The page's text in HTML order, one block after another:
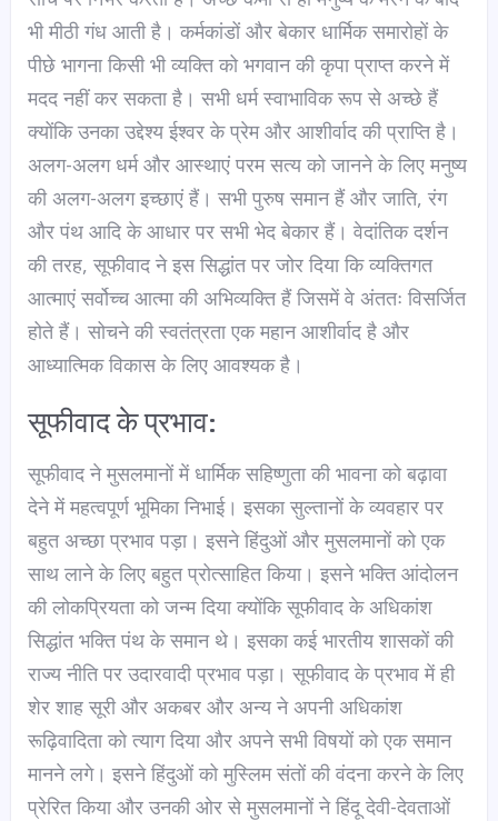
भी मीठी गंध आती है। कर्मकांडों और बेकार धार्मिक समारोहों के
पीछे भागना किसी भी व्यक्ति को भगवान की कृपा प्राप्त करने में
मदद नहीं कर सकता है। सभी धर्म स्वाभाविक रूप से अच्छे हैं
क्योंकि उनका उद्देश्य ईश्वर के प्रेम और आशीर्वाद की प्राप्ति है।
अलग-अलग धर्म और आस्थाएं परम सत्य को जानने के लिए मनुष्य
की अलग-अलग इच्छाएं हैं। सभी पुरुष समान हैं और जाति, रंग
और पंथ आदि के आधार पर सभी भेद बेकार हैं। वेदांतिक दर्शन
की तरह, सूफीवाद ने इस सिद्धांत पर जोर दिया कि व्यक्तिगत
आत्माएं सर्वोच्च आत्मा की अभिव्यक्ति हैं जिसमें वे अंततः विसर्जित
होते हैं। सोचने की स्वतंत्रता एक महान आशीर्वाद है और
आध्यात्मिक विकास के लिए आवश्यक है।
सूफीवाद के प्रभाव:
सूफीवाद ने मुसलमानों में धार्मिक सहिष्णुता की भावना को बढ़ावा
देने में महत्वपूर्ण भूमिका निभाई। इसका सुल्तानों के व्यवहार पर
बहुत अच्छा प्रभाव पड़ा। इसने हिंदुओं और मुसलमानों को एक
साथ लाने के लिए बहुत प्रोत्साहित किया। इसने भक्ति आंदोलन
की लोकप्रियता को जन्म दिया क्योंकि सूफीवाद के अधिकांश
सिद्धांत भक्ति पंथ के समान थे। इसका कई भारतीय शासकों की
राज्य नीति पर उदारवादी प्रभाव पड़ा। सूफीवाद के प्रभाव में ही
शेर शाह सूरी और अकबर और अन्य ने अपनी अधिकांश
रूढ़िवादिता को त्याग दिया और अपने सभी विषयों को एक समान
मानने लगे। इसने हिंदुओं को मुस्लिम संतों की वंदना करने के लिए
प्रेरित किया और उनकी ओर से मुसलमानों ने हिंदू देवी-देवताओं